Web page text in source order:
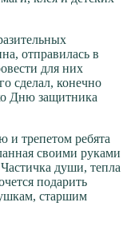
отправилась в
для них
сделал, конечно
Дню защитника
и трепетом ребята
своими руками
души, тепла
подарить
старшим